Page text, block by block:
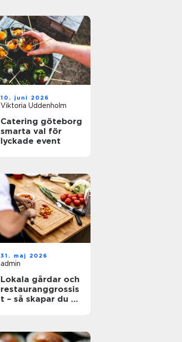
10. juni 2026
Viktoria Uddenholm
Catering göteborg
smarta val för
lyckade event
31. maj 2026
admin
Lokala gårdar och
restauranggrossis
t – så skapar du en